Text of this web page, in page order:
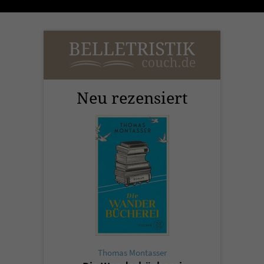
Neu rezensiert
Thomas Montasser
Name tx_pwcomments_ahash
Literatur-Couch Medien GmbH & Co. KG
Laufzeit 1 Jahr
fe_typo_user
Literatur-Couch Medien GmbH & Co. KG
Dieses Cookie gewährleistet die
Benutzer. Es wird benötigt um z. B. den